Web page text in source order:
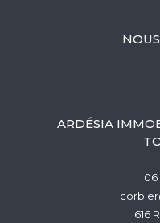
ARDÉSIA
06
616